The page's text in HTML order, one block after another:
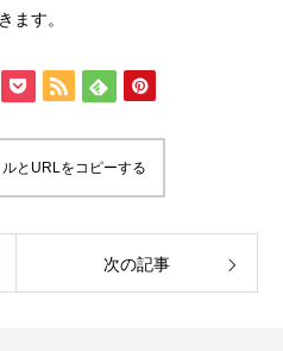
ます。
とURLをコピーする
次の記事